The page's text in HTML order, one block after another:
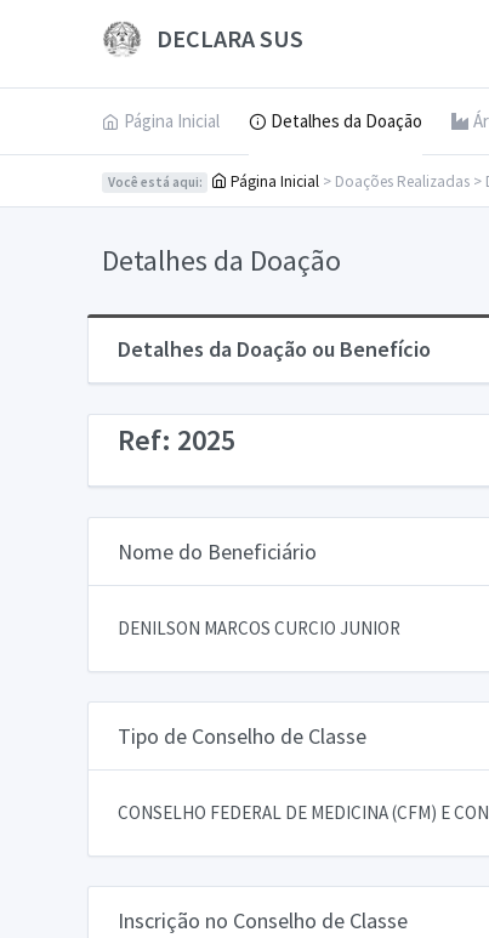
DECLARA SUS
Página Inicial Detalhes da Doação
Você está aqui: Página Inicial > Doações Realizadas
Detalhes da Doação
Detalhes da Doação ou Benefício
Ref: 2025
Nome do Beneficiário
DENILSON MARCOS CURCIO JUNIOR
Tipo de Conselho de Classe
CONSELHO FEDERAL DE MEDICINA (CFM) E
Inscrição no Conselho de Classe